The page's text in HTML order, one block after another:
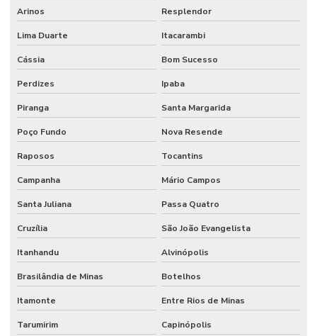
Arinos Resplendor
Lima Duarte Itacarambi
Cássia Bom Sucesso
Perdizes Ipaba
Piranga Santa Margarida
Poço Fundo Nova Resende
Raposos Tocantins
Campanha Mário Campos
Santa Juliana Passa Quatro
Cruzília São João Evangelista
Itanhandu Alvinópolis
Brasilândia de Minas Botelhos
Itamonte Entre Rios de Minas
Tarumirim Capinópolis